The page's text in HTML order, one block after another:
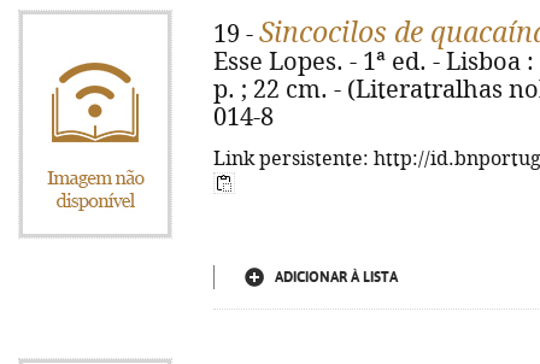
19 - Sincocilos de
Esse Lopes. - 1ª ed. - Lisboa
p. ; 22 cm. - (Literatralhas
014-8
Link persistente: http://
ADICIONAR À LISTA